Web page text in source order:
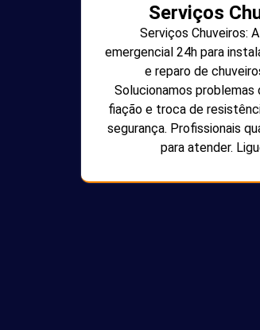
Serviços
Serviços Chuveiros:
emergencial 24h para
e reparo de
Solucionamos problemas
fiação e troca de
segurança. Profissionais
para atender.